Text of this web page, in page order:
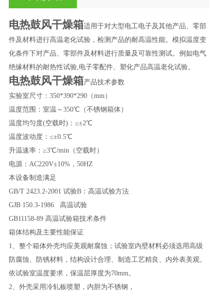
电热鼓风干燥箱适用于对大型电工电子及其他产品、零部
件及材料进行高温老化试验，检测产品的耐高温性能。模拟温度变
化条件下对产品、零部件及材料进行质量及可靠性测试。例如电气
绝缘材料的耐热性试验,电子零配件、塑化产品高温老化试验。
电热鼓风干燥箱产品技术参数
实验室尺寸：350*390*290（mm）
温度范围：室温～350℃（不锈钢箱体）
温度均匀度(空载时)：≤±2℃
温度波动度：≤±0.5℃
升温速率：≥3℃/min（空载时）
电源：AC220V±10%，50HZ
本设备制造满足
GB/T 2423.2-2001 试验B：高温试验方法
GJB 150.3-1986 高温试验
GB11158-89 高温试验箱技术条件
箱体结构及主要性能保证
1、 整个箱体外壳均应美观耐腐蚀；试验室内壁材料必须选用高级
防腐蚀、防锈材料，结构设计合理、制造工艺精良、内外表美观。
依试验室温度要求，保温层厚度为70mm。
2、 外壳采用冷轧板喷塑，内胆为不锈钢，